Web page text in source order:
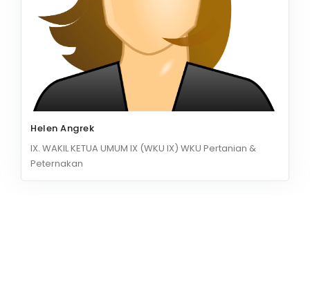
Helen Angrek
IX. WAKIL KETUA UMUM IX (WKU IX) WKU Pertanian &
Peternakan